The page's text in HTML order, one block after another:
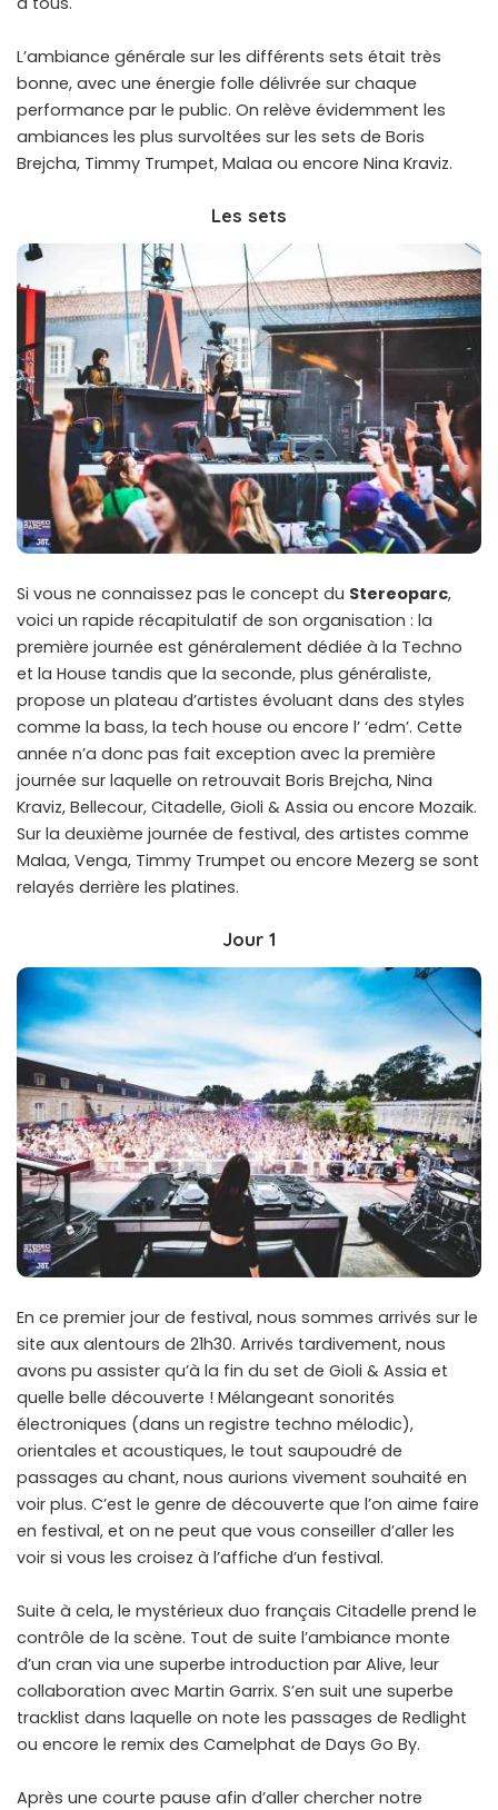
L’ambiance générale sur les différents sets était très
bonne, avec une énergie folle délivrée sur chaque
performance par le public. On relève évidemment les
ambiances les plus survoltées sur les sets de Boris
Brejcha, Timmy Trumpet, Malaa ou encore Nina Kraviz.
Les sets
Si vous ne connaissez pas le concept du Stereoparc,
voici un rapide récapitulatif de son organisation : la
première journée est généralement dédiée à la Techno
et la House tandis que la seconde, plus généraliste,
propose un plateau d’artistes évoluant dans des styles
comme la bass, la tech house ou encore l’ ‘edm’. Cette
année n’a donc pas fait exception avec la première
journée sur laquelle on retrouvait Boris Brejcha, Nina
Kraviz, Bellecour, Citadelle, Gioli & Assia ou encore Mozaik.
Sur la deuxième journée de festival, des artistes comme
Malaa, Venga, Timmy Trumpet ou encore Mezerg se sont
relayés derrière les platines.
Jour 1
En ce premier jour de festival, nous sommes arrivés sur le
site aux alentours de 21h30. Arrivés tardivement, nous
avons pu assister qu’à la fin du set de Gioli & Assia et
quelle belle découverte ! Mélangeant sonorités
électroniques (dans un registre techno mélodic),
orientales et acoustiques, le tout saupoudré de
passages au chant, nous aurions vivement souhaité en
voir plus. C’est le genre de découverte que l’on aime faire
en festival, et on ne peut que vous conseiller d’aller les
voir si vous les croisez à l’affiche d’un festival.
Suite à cela, le mystérieux duo français Citadelle prend le
contrôle de la scène. Tout de suite l’ambiance monte
d’un cran via une superbe introduction par Alive, leur
collaboration avec Martin Garrix. S’en suit une superbe
tracklist dans laquelle on note les passages de Redlight
ou encore le remix des Camelphat de Days Go By.
Après une courte pause afin d’aller chercher notre